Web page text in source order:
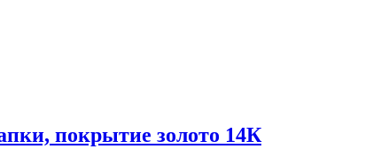
покрытие золото 14К